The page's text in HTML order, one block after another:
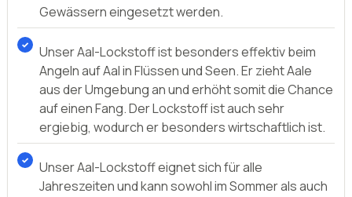
Gewässern eingesetzt werden.
Unser Aal-Lockstoff ist besonders effektiv beim
Angeln auf Aal in Flüssen und Seen. Er zieht Aale
aus der Umgebung an und erhöht somit die Chance
auf einen Fang. Der Lockstoff ist auch sehr
ergiebig, wodurch er besonders wirtschaftlich ist.
Unser Aal-Lockstoff eignet sich für alle
Jahreszeiten und kann sowohl im Sommer als auch